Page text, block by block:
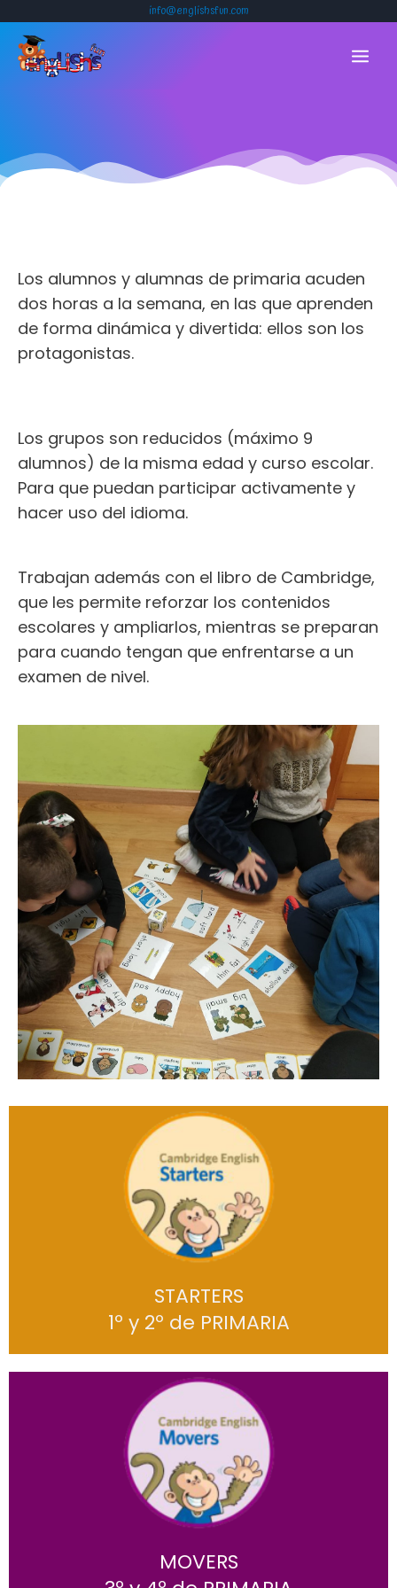
contenido
info@englishsfun.com
MENU
Los alumnos y alumnas de primaria acuden
dos horas a la semana, en las que aprenden
de forma dinámica y divertida: ellos son los
protagonistas.
Los grupos son reducidos (máximo 9
alumnos) de la misma edad y curso escolar.
Para que puedan participar activamente y
hacer uso del idioma.
Trabajan además con el libro de Cambridge,
que les permite reforzar los contenidos
escolares y ampliarlos, mientras se preparan
para cuando tengan que enfrentarse a un
examen de nivel.
STARTERS
1º y 2º de PRIMARIA
Pre A1
Es el primero de los 3 niveles de Cambridge Young Lerners
English (YLE)
Los niños y niñas inician su camino en el aprendizaje del inglés
de forma divertida.
MOVERS